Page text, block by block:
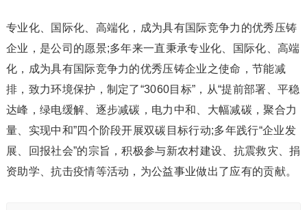
专业化、国际化、高端化，成为具有国际竞争力的优秀压铸
企业，是公司的愿景;多年来一直秉承专业化、国际化、高端
化，成为具有国际竞争力的优秀压铸企业之使命，节能减
排，致力环境保护，制定了“3060目标”，从“提前部署、平稳
达峰，绿电缓解、逐步减碳，电力中和、大幅减碳，聚合力
量、实现中和”四个阶段开展双碳目标行动;多年践行“企业发
展、回报社会”的宗旨，积极参与新农村建设、抗震救灾、捐
资助学、抗击疫情等活动，为公益事业做出了应有的贡献。